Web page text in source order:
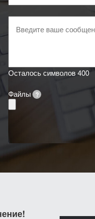
ВЭД
сообщение
Осталось символов400
Файлы ?